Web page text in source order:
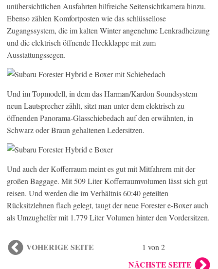
unübersichtlichen Ausfahrten hilfreiche Seitensichtkamera hinzu.
Ebenso zählen Komfortposten wie das schlüssellose
Zugangssystem, die im kalten Winter angenehme Lenkradheizung
und die elektrisch öffnende Heckklappe mit zum
Ausstattungssegen.
Und im Topmodell, in dem das Harman/Kardon Soundsystem
neun Lautsprecher zählt, sitzt man unter dem elektrisch zu
öffnenden Panorama-Glasschiebedach auf den erwähnten, in
Schwarz oder Braun gehaltenen Ledersitzen.
Und auch der Kofferraum meint es gut mit Mitfahrern mit der
großen Baggage. Mit 509 Liter Kofferraumvolumen lässt sich gut
reisen. Und werden die im Verhältnis 60:40 geteilten
Rücksitzlehnen flach gelegt, taugt der neue Forester e-Boxer auch
als Umzughelfer mit 1.779 Liter Volumen hinter den Vordersitzen.
VOHERIGE SEITE 1 von 2
NÄCHSTE SEITE